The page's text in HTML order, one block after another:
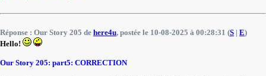
Réponse : Our Story 205 de here4u, postée le 10-08-2025 à 00:28:31 (S | E)
Hello!
Our Story 205: part5: CORRECTION